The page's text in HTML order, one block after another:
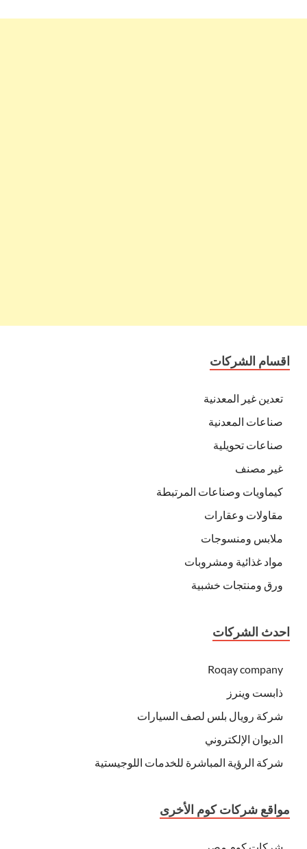
اقسام الشركات
تعدين غير المعدنية
صناعات المعدنية
صناعات تحويلية
غير مصنف
كيماويات وصناعات المرتبطة
مقاولات وعقارات
ملابس ومنسوجات
مواد غذائية ومشروبات
ورق ومنتجات خشبية
احدث الشركات
Roqay company
ذابست وينرز
شركة رويال بلس لصف السيارات
الديوان الإلكتروني
شركة الرؤية المباشرة للخدمات اللوجيستية
مواقع شركات كوم الأخرى